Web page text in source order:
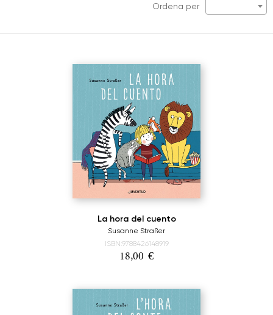
Ordena per
La hora del cuento
Susanne Straßer
ISBN:9788426148919
18,00 €